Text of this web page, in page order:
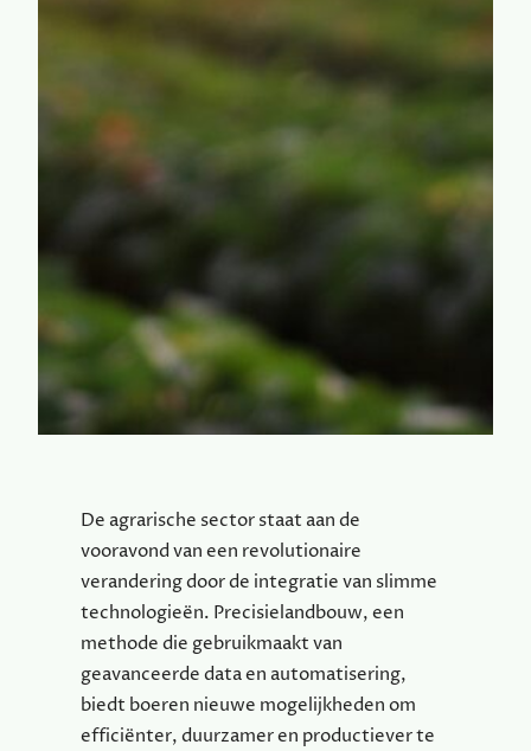
De agrarische sector staat aan de
vooravond van een revolutionaire
verandering door de integratie van slimme
technologieën. Precisielandbouw, een
methode die gebruikmaakt van
geavanceerde data en automatisering,
biedt boeren nieuwe mogelijkheden om
efficiënter, duurzamer en productiever te